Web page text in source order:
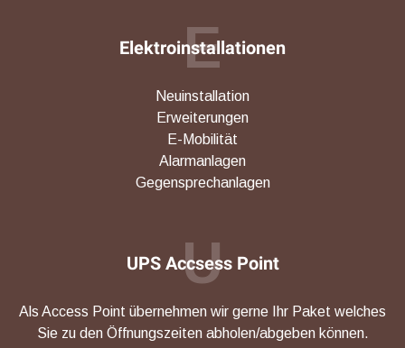
Elektroinstallationen
E
Neuinstallation
Erweiterungen
E-Mobilität
Alarmanlagen
Gegensprechanlagen
UPS Accsess Point
U
Als Access Point übernehmen wir gerne Ihr Paket welches
Sie zu den Öffnungszeiten abholen/abgeben können.